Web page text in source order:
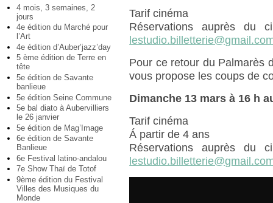
4 mois, 3 semaines, 2
jours
4e édition du Marché pour
l’Art
4e édition d’Auber’jazz’day
5 ème édition de Terre en
tête
5e édition de Savante
banlieue
5e édition Seine Commune
5e bal diato à Aubervilliers
le 26 janvier
5e édition de Mag’Image
6e édition de Savante
Banlieue
6e Festival latino-andalou
7e Show Thaï de Totof
9ème édition du Festival
Villes des Musiques du
Monde
Tarif cinéma
Réservations auprès du
Pour ce retour du Palmarès
vous propose les coups de
Dimanche 13 mars à 16 h
Tarif cinéma
Á partir de 4 ans
Réservations auprès du